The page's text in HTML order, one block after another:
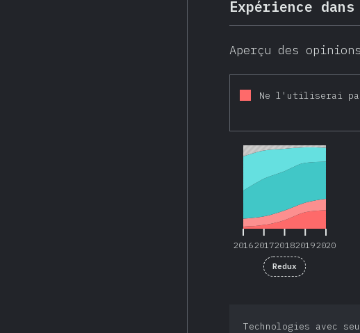
Expérience dans
Aperçu des
Ne l'utiliserai
20162017201820192020
20162017201820192020
Redux
Technologies avec